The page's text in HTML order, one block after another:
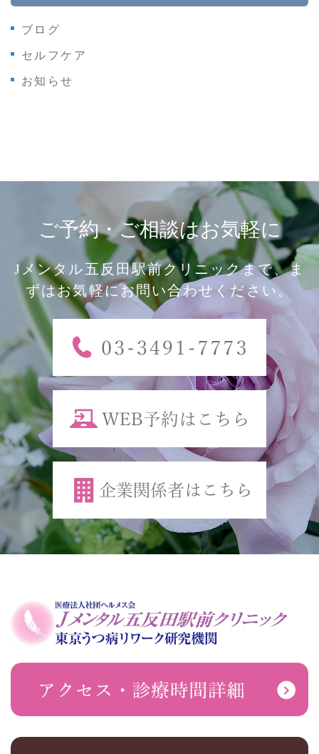
ブログ
セルフケア
お知らせ
ご予約・ご相談はお気軽に
Jメンタル五反田駅前クリニックまで、ま
ずはお気軽にお問い合わせください。